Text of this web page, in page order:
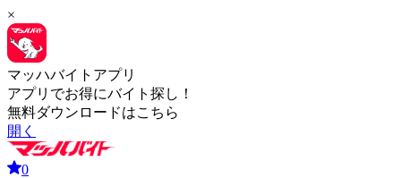
×
マッハバイトアプリ
アプリでお得にバイト探し！
無料ダウンロードはこちら
開く
0